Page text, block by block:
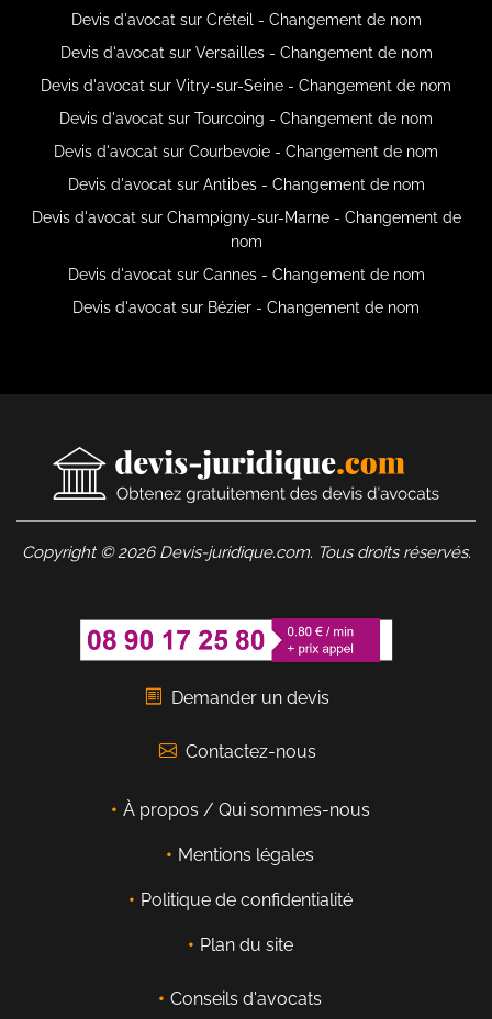
Devis d'avocat sur Créteil - Changement de nom
Devis d'avocat sur Versailles - Changement de nom
Devis d'avocat sur Vitry-sur-Seine - Changement de nom
Devis d'avocat sur Tourcoing - Changement de nom
Devis d'avocat sur Courbevoie - Changement de nom
Devis d'avocat sur Antibes - Changement de nom
Devis d'avocat sur Champigny-sur-Marne - Changement de
nom
Devis d'avocat sur Cannes - Changement de nom
Devis d'avocat sur Bézier - Changement de nom
Copyright © 2026 Devis-juridique.com. Tous droits réservés.
Demander un devis
Contactez-nous
À propos / Qui sommes-nous
Mentions légales
Politique de confidentialité
Plan du site
Conseils d'avocats